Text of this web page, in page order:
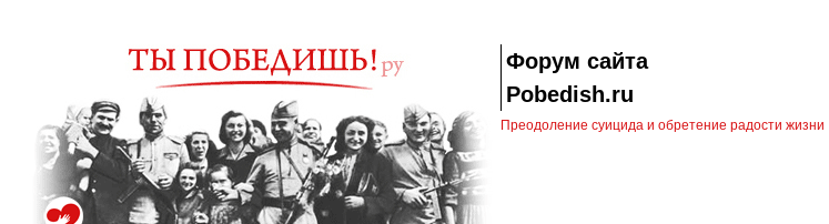
Форум сайта
Pobedish.ru
Преодоление суицида и обретение радости жизни